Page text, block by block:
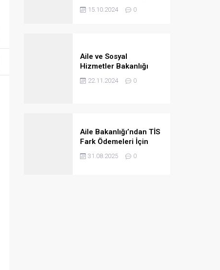
bin 390 personel
alacak
15.10.2024 0
Aile ve Sosyal
Hizmetler Bakanlığı
2024/4B Personel
Ataması Taban
22.11.2024 0
Aile Bakanlığı’ndan TİS
Fark Ödemeleri İçin
Kurumlara Önemli Uyarı
31.08.2025 0